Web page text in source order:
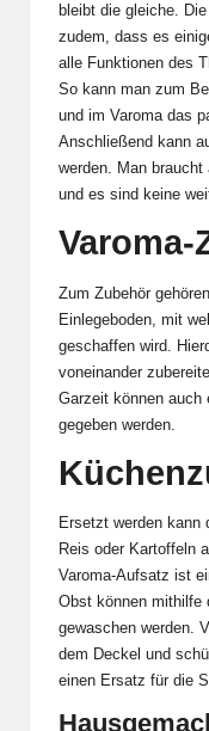
bleibt die gleiche.
zudem, dass es
alle Funktionen des
So kann man zum
und im Varoma das
Anschließend kann
werden. Man
und es sind keine
Varoma-
Zum Zubehör
Einlegeboden, mit
geschaffen wird.
voneinander
Garzeit können auch
gegeben werden.
Ersetzt werden kann
Reis oder Kartoffeln
Varoma-Aufsatz ist
Obst können mithilfe
gewaschen werden.
dem Deckel und
einen Ersatz für die